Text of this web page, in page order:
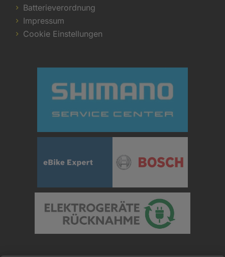
Batterieverordnung
Impressum
Cookie Einstellungen